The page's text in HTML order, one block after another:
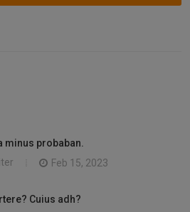
minus probaban.
Feb 15, 2023
Cuius adh?